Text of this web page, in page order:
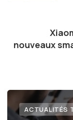
l'exploration
technologie
lecteurs un
numérique
nouveaux
ACTUALITÉS